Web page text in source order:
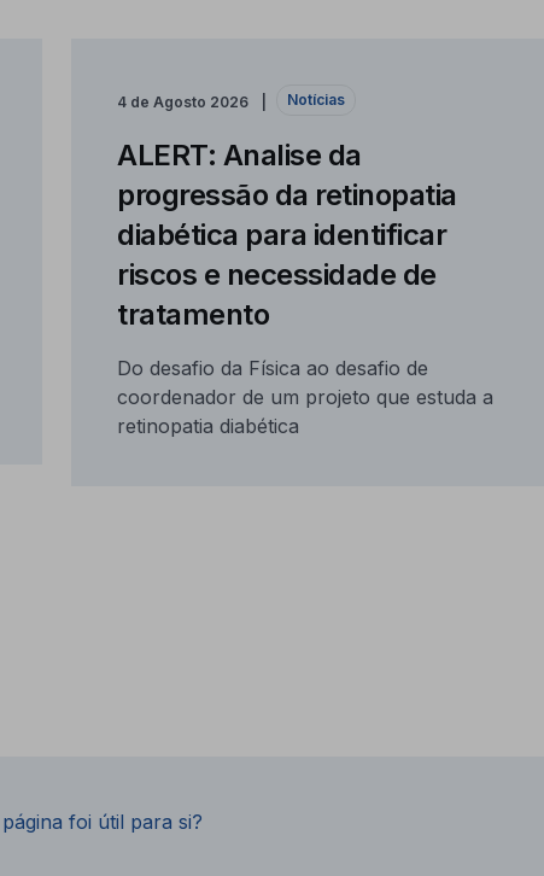
4 de Agosto 2026 Notícias
ALERT: Analise da
progressão da retinopatia
diabética para identificar
riscos e necessidade de
tratamento
Do desafio da Física ao desafio de
coordenador de um projeto que estuda a
retinopatia diabética
página foi útil para si?